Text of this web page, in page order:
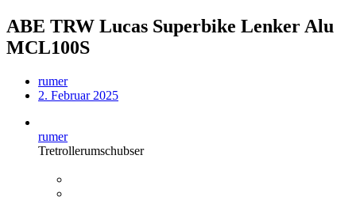
ABE TRW Lucas Superbike Lenker Alu
MCL100S
rumer
2. Februar 2025
rumer
Tretrollerumschubser